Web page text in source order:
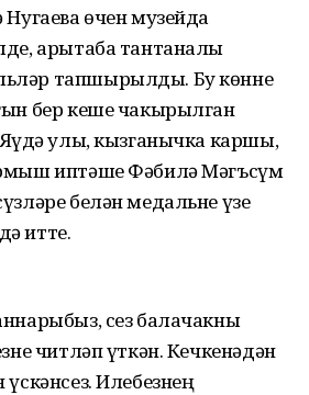
өчен музейда
арытаба тантаналы
тапшырылды. Бу көнне
бер кеше чакырылган
улы, кызганычка каршы,
иптәше Фәбилә Мәгъсүм
белән медальне үзе
итте.
сез балачакны
читләп үткән. Кечкенәдән
Илебезнең